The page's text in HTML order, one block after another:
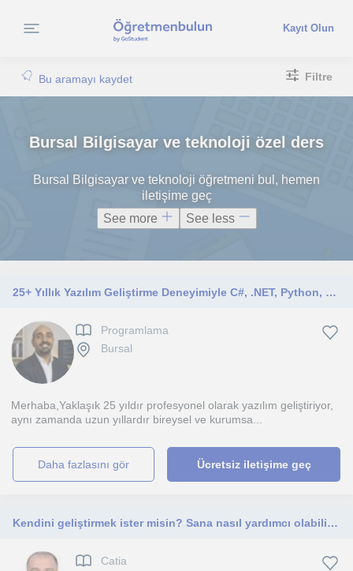
Kayıt Olun
Bu aramayı kaydet Filtre
Bursal Bilgisayar ve teknoloji özel ders
Bursal Bilgisayar ve teknoloji öğretmeni bul, hemen
iletişime geç
See more
See less
25+ Yıllık Yazılım Geliştirme Deneyimiyle C#, .NET, Python, Java, SQL ve Algoritma Özel Dersleri
Programlama
Bursal
Merhaba,Yaklaşık 25 yıldır profesyonel olarak yazılım geliştiriyor,
aynı zamanda uzun yıllardır bireysel ve kurumsa...
daha fazlasını gör Ücretsiz iletişime geç
Kendini geliştirmek ister misin? Sana nasıl yardımcı olabilirim?
Catia